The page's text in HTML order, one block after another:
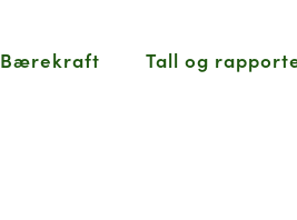
Bærekraft Tall og